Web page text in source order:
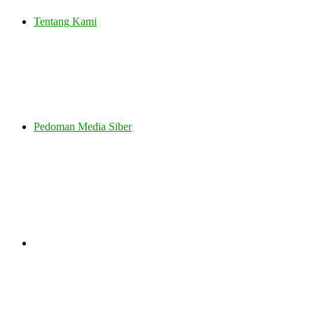
Tentang Kami
Pedoman Media Siber